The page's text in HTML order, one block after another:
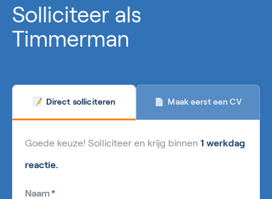
Solliciteer als
Timmerman
📝 Direct solliciteren 📄 Maak eerst een CV
Goede keuze! Solliciteer en krijg binnen 1 werkdag
reactie.
Naam*